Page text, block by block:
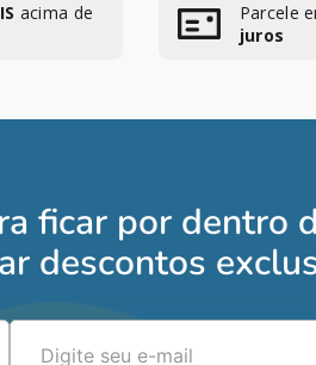
acima de
Parcele
juros
ficar por dentro
descontos